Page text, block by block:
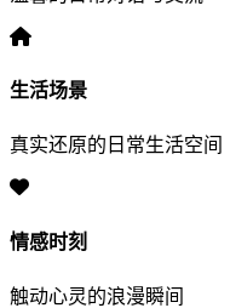
生活场景
真实还原的日常生活空间
情感时刻
触动心灵的浪漫瞬间